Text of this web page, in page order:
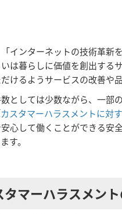
インターネットの技術革新
は暮らしに価値を創出する
けるようサービスの改善や
としては少数ながら、一部
カスタマーハラスメントに対
心して働くことができる安
す。
タマーハラスメン